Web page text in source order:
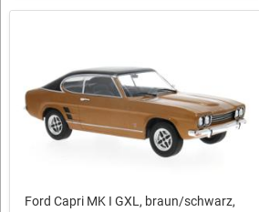
Ford Capri MK I GXL, braun/schwarz,